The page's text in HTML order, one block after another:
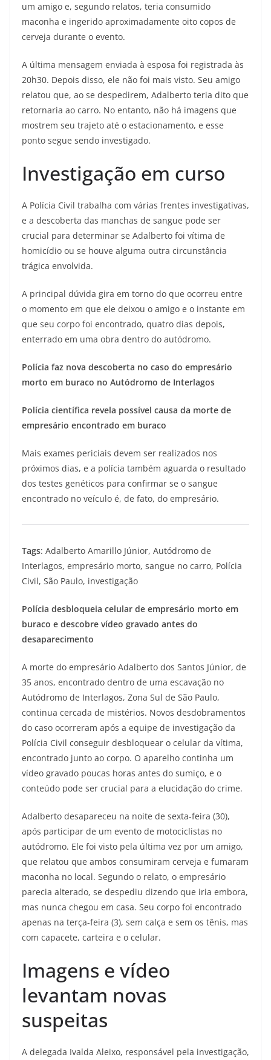
um amigo e, segundo relatos, teria consumido
maconha e ingerido aproximadamente oito copos de
cerveja durante o evento.
A última mensagem enviada à esposa foi registrada às
20h30. Depois disso, ele não foi mais visto. Seu amigo
relatou que, ao se despedirem, Adalberto teria dito que
retornaria ao carro. No entanto, não há imagens que
mostrem seu trajeto até o estacionamento, e esse
ponto segue sendo investigado.
Investigação em curso
A Polícia Civil trabalha com várias frentes investigativas,
e a descoberta das manchas de sangue pode ser
crucial para determinar se Adalberto foi vítima de
homicídio ou se houve alguma outra circunstância
trágica envolvida.
A principal dúvida gira em torno do que ocorreu entre
o momento em que ele deixou o amigo e o instante em
que seu corpo foi encontrado, quatro dias depois,
enterrado em uma obra dentro do autódromo.
Polícia faz nova descoberta no caso do empresário
morto em buraco no Autódromo de Interlagos
Polícia científica revela possível causa da morte de
empresário encontrado em buraco
Mais exames periciais devem ser realizados nos
próximos dias, e a polícia também aguarda o resultado
dos testes genéticos para confirmar se o sangue
encontrado no veículo é, de fato, do empresário.
Tags: Adalberto Amarillo Júnior, Autódromo de
Interlagos, empresário morto, sangue no carro, Polícia
Civil, São Paulo, investigação
Polícia desbloqueia celular de empresário morto em
buraco e descobre vídeo gravado antes do
desaparecimento
A morte do empresário Adalberto dos Santos Júnior, de
35 anos, encontrado dentro de uma escavação no
Autódromo de Interlagos, Zona Sul de São Paulo,
continua cercada de mistérios. Novos desdobramentos
do caso ocorreram após a equipe de investigação da
Polícia Civil conseguir desbloquear o celular da vítima,
encontrado junto ao corpo. O aparelho continha um
vídeo gravado poucas horas antes do sumiço, e o
conteúdo pode ser crucial para a elucidação do crime.
Adalberto desapareceu na noite de sexta-feira (30),
após participar de um evento de motociclistas no
autódromo. Ele foi visto pela última vez por um amigo,
que relatou que ambos consumiram cerveja e fumaram
maconha no local. Segundo o relato, o empresário
parecia alterado, se despediu dizendo que iria embora,
mas nunca chegou em casa. Seu corpo foi encontrado
apenas na terça-feira (3), sem calça e sem os tênis, mas
com capacete, carteira e o celular.
Imagens e vídeo
levantam novas
suspeitas
A delegada Ivalda Aleixo, responsável pela investigação,